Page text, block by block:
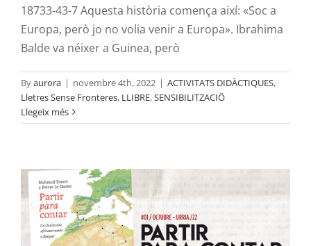
18733-43-7 Aquesta història comença així: «Soc a
Europa, però jo no volia venir a Europa». Ibrahima
Balde va néixer a Guinea, però
Byaurora | novembre 4th, 2022 | ACTIVITATS DIDÀCTIQUES,
Lletres Sense Fronteres, LLIBRE,SENSIBILITZACIÖ
Llegeix més
Lletres sense fronteres: Partir para
contar. Un clandestino africano rumbo
LLIBRE SENSIBILITZACIÖ